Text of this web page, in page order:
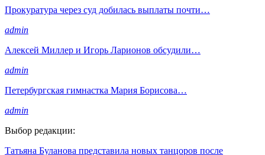
Прокуратура через суд добилась выплаты почти…
admin
Алексей Миллер и Игорь Ларионов обсудили…
admin
Петербургская гимнастка Мария Борисова…
admin
Выбор редакции:
Татьяна Буланова представила новых танцоров после